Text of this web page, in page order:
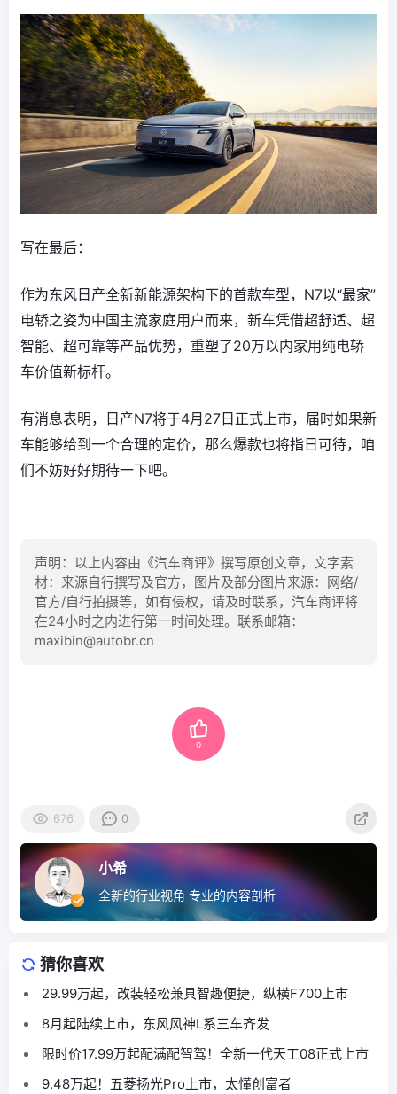
写在最后：
作为东风日产全新新能源架构下的首款车型，N7以“最家”
电轿之姿为中国主流家庭用户而来，新车凭借超舒适、超
智能、超可靠等产品优势，重塑了20万以内家用纯电轿
车价值新标杆。
有消息表明，日产N7将于4月27日正式上市，届时如果新
车能够给到一个合理的定价，那么爆款也将指日可待，咱
们不妨好好期待一下吧。
声明：以上内容由《汽车商评》撰写原创文章，文字素
材：来源自行撰写及官方，图片及部分图片来源：网络/
官方/自行拍摄等，如有侵权，请及时联系，汽车商评将
在24小时之内进行第一时间处理。联系邮箱：
maxibin@autobr.cn
0
676 0
小希
全新的行业视角 专业的内容剖析
猜你喜欢
29.99万起，改装轻松兼具智趣便捷，纵横F700上市
8月起陆续上市，东风风神L系三车齐发
限时价17.99万起配满配智驾！全新一代天工08正式上市
9.48万起！五菱扬光Pro上市，太懂创富者